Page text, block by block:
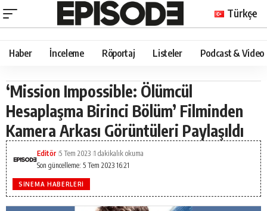
Türkçe
Haber İnceleme Röportaj Listeler Podcast & Video
‘Mission Impossible: Ölümcül
Hesaplaşma Birinci Bölüm’ Filminden
Kamera Arkası Görüntüleri Paylaşıldı
Son güncelleme: 5 Tem 2023 16:21
Editör 5 Tem 2023 1 dakikalık okuma
SINEMA HABERLERI